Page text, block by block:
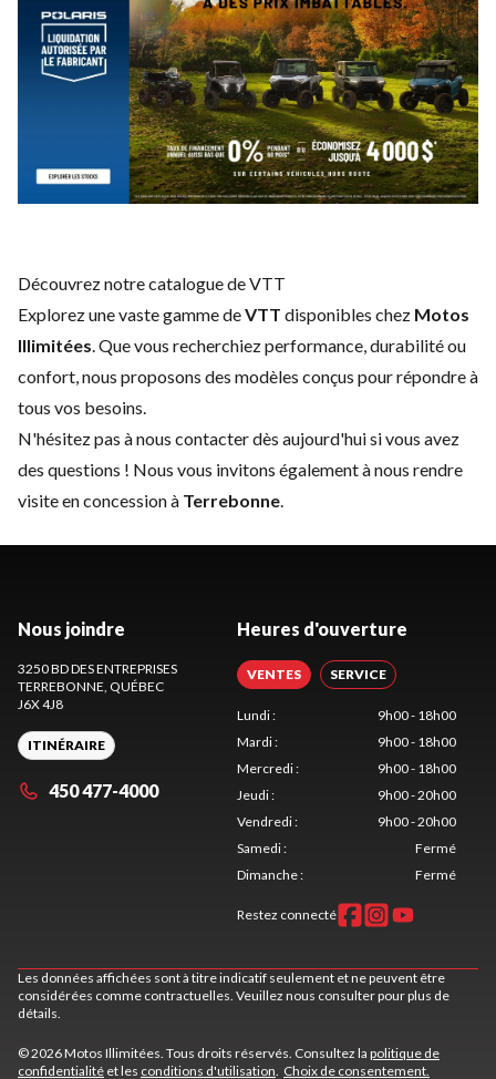
Découvrez notre catalogue de VTT
Explorez une vaste gamme deVTT disponibles chez Motos
Illimitées . Que vous recherchiez performance, durabilité ou
confort, nous proposons des modèles conçus pour répondre à
tous vos besoins.
N'hésitez pas ànous contacterdès aujourd'hui si vous avez
des questions ! Nous vous invitons également à nous rendre
visite en concession à Terrebonne
Nous joindre
3250 BD DES ENTREPRISES
TERREBONNE , QUÉBEC
J6X 4J8
ITINÉRAIRE
450 477-4000
Heures d'ouverture
VENTES SERVICE
Lundi:
9h00 - 18h00
Mardi:
9h00 - 18h00
Mercredi:
9h00 - 18h00
Jeudi:
9h00 - 20h00
Vendredi:
9h00 - 20h00
Samedi:
Fermé
Dimanche: Fermé
Restez connecté
Les données affichées sont à titre indicatif seulement et ne peuvent être
considérées comme contractuelles. Veuillez nous consulter pour plus de
détails.
© 2026 Motos Illimitées. Tous droits réservés. Consultez la politique de
confidentialité et les conditions d'utilisation Choix de consentement.